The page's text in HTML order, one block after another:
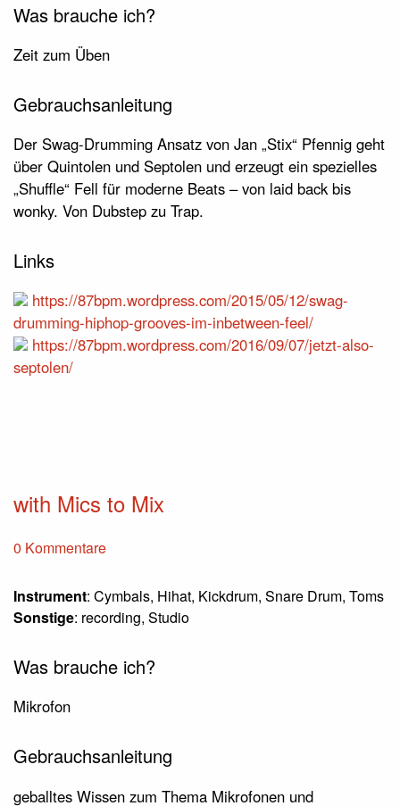
Was brauche ich?
Zeit zum Üben
Gebrauchsanleitung
Der Swag-Drumming Ansatz von Jan „Stix“ Pfennig geht
über Quintolen und Septolen und erzeugt ein spezielles
„Shuffle“ Fell für moderne Beats – von laid back bis
wonky. Von Dubstep zu Trap.
Links
https://87bpm.wordpress.com/2015/05/12/swag-
drumming-hiphop-grooves-im-inbetween-feel/
https://87bpm.wordpress.com/2016/09/07/jetzt-also-
septolen/
with Mics to Mix
0 Kommentare
Instrument: Cymbals, Hihat, Kickdrum, Snare Drum, Toms
Sonstige: recording, Studio
Was brauche ich?
Mikrofon
Gebrauchsanleitung
geballtes Wissen zum Thema Mikrofonen und